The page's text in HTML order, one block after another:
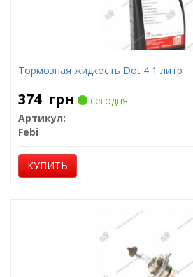
Тормозная жидкость Dot 4 1 литр
374 грн
сегодня
Артикул:
Febi
КУПИТЬ